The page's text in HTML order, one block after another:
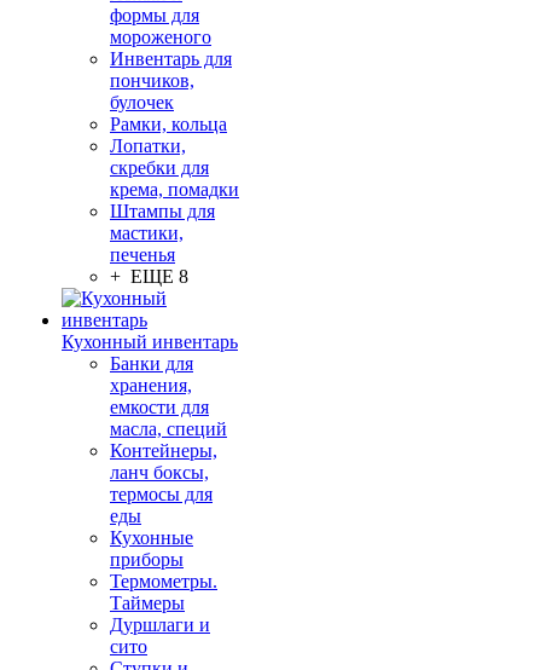
формы для
мороженого
Инвентарь для
пончиков,
булочек
Рамки, кольца
Лопатки,
скребки для
крема, помадки
Штампы для
мастики,
печенья
+ ЕЩЕ 8
Кухонный инвентарь
Банки для
хранения,
емкости для
масла, специй
Контейнеры,
ланч боксы,
термосы для
еды
Кухонные
приборы
Термометры.
Таймеры
Дуршлаги и
сито